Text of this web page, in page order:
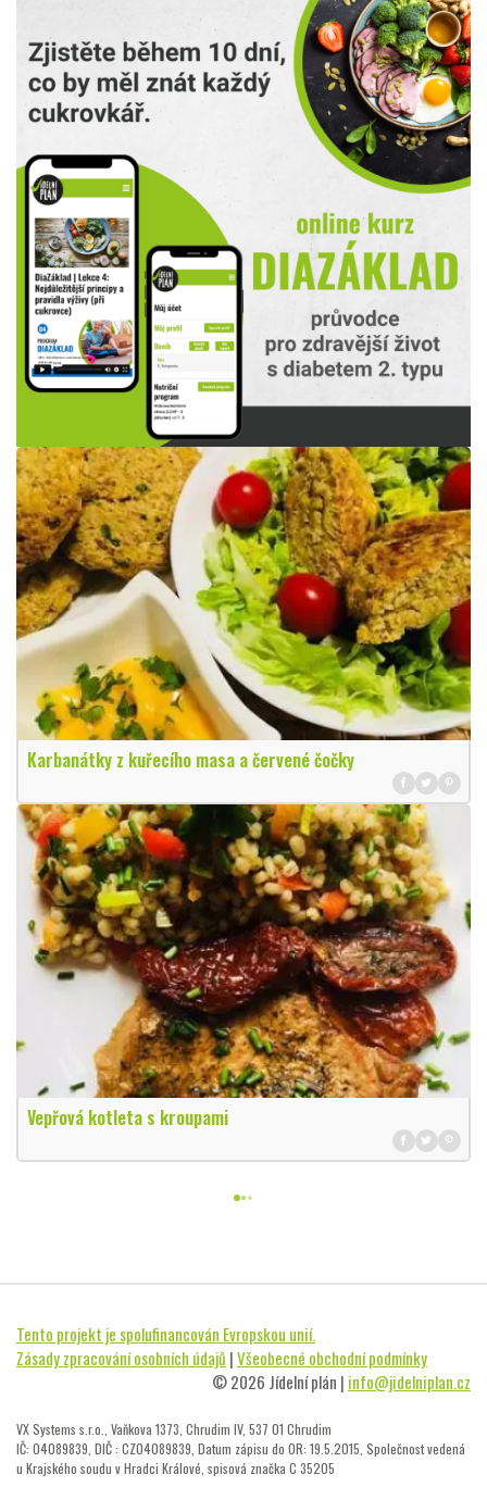
Karbanátky z kuřecího masa a červené čočky
Vepřová kotleta s kroupami
Tento projekt je spolufinancován Evropskou unií.
Zásady zpracování osobních údajů |Všeobecné obchodní podmínky
© 2026 Jídelní plán | info@jidelniplan.cz
VX Systems s.r.o., Vaňkova 1373, Chrudim IV, 537 01 Chrudim
IČ: 04089839, DIČ : CZ04089839, Datum zápisu do OR: 19.5.2015, Společnost vedená
u Krajského soudu v Hradci Králové, spisová značka C 35205